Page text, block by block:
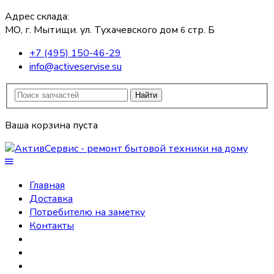
Адрес склада:
МО, г. Мытищи. ул. Тухачевского дом 6 стр. Б
+7 (495) 150-46-29
info@activeservise.su
Найти
Ваша корзина пуста
Главная
Доставка
Потребителю на заметку
Контакты